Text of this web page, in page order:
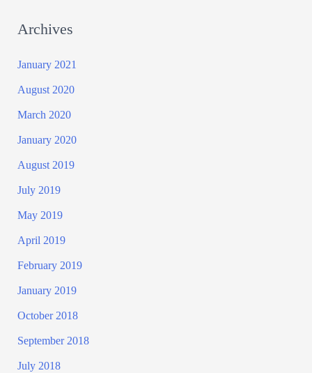
Archives
January 2021
August 2020
March 2020
January 2020
August 2019
July 2019
May 2019
April 2019
February 2019
January 2019
October 2018
September 2018
July 2018